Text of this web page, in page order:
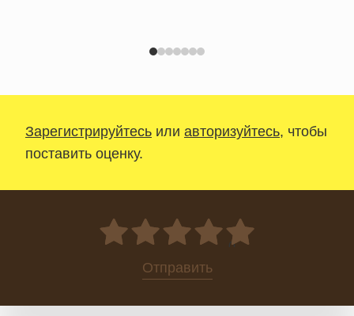
Зарегистрируйтесь или авторизуйтесь, чтобы
поставить оценку.
0
Отправить